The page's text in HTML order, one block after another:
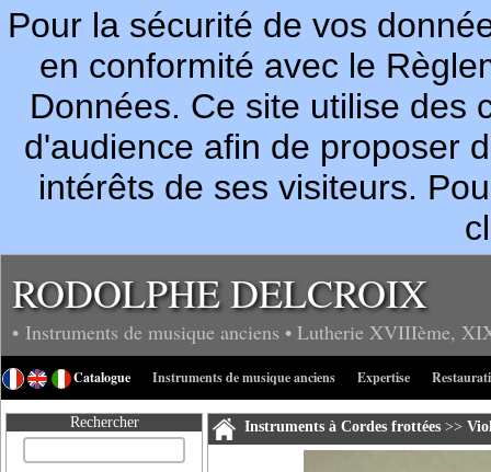
Pour la sécurité de vos
en conformité avec le
Données. Ce site utilise des
d'audience afin de proposer
intérêts de ses visiteurs.
RODOLPHE DELCROIX
• Instruments de musique anciens • Lutherie XVIIIème,
Catalogue Instruments de musique anciens Expertise
Rechercher Instruments à Cordes frottées>>